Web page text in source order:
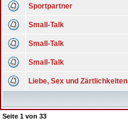
Sportpartner
Small-Talk
Small-Talk
Small-Talk
Liebe, Sex und Zärtlichkeiten
Seite 1 von 33